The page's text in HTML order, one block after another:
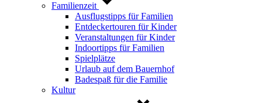
Familienzeit
Ausflugstipps für Familien
Entdeckertouren für Kinder
Veranstaltungen für Kinder
Indoortipps für Familien
Spielplätze
Urlaub auf dem Bauernhof
Badespaß für die Familie
Kultur